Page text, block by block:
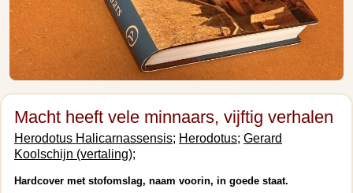
Macht heeft vele minnaars, vijftig verhalen
Herodotus Halicarnassensis; Herodotus; Gerard
Koolschijn (vertaling);
Hardcover met stofomslag, naam voorin, in goede staat.